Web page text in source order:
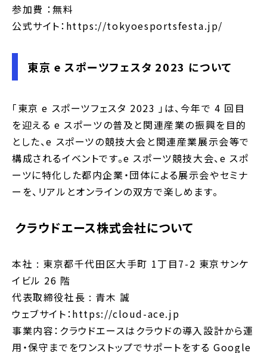
参加費 ：無料
公式サイト：https://tokyoesportsfesta.jp/
東京 e スポーツフェスタ 2023 について
「東京 e スポーツフェスタ 2023 」は、今年で 4 回目
を迎える e スポーツの普及と関連産業の振興を目的
とした、e スポーツの競技大会と関連産業展示会等で
構成されるイベントです。e スポーツ競技大会、e スポ
ーツに特化した都内企業・団体による展示会やセミナ
ーを、リアルとオンラインの双方で楽しめます。
クラウドエース株式会社について
本社 : 東京都千代田区大手町 1丁目7-2 東京サンケ
イビル 26 階
代表取締役社長 : 青木 誠
ウェブサイト：https://cloud-ace.jp
事業内容：クラウドエースはクラウドの導入設計から運
用・保守までをワンストップでサポートをする Google